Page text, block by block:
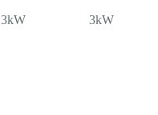
3kW 3kW